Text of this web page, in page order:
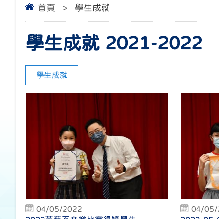
首頁 > 學生成就
學生成就 2021-2022
學生成就
04/05/2022 04/05/